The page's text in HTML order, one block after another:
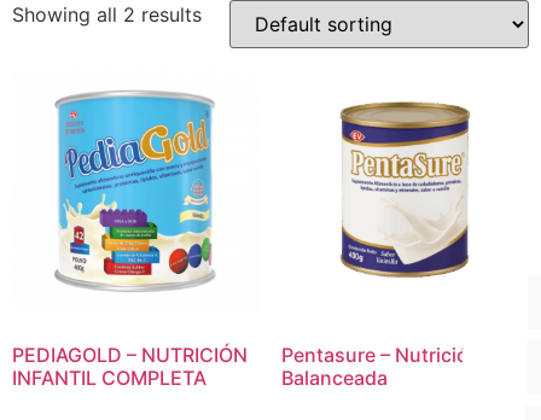
Showing all 2 results
PEDIAGOLD – NUTRICIÓN
INFANTIL COMPLETA
Pentasure – Nutrición
Balanceada